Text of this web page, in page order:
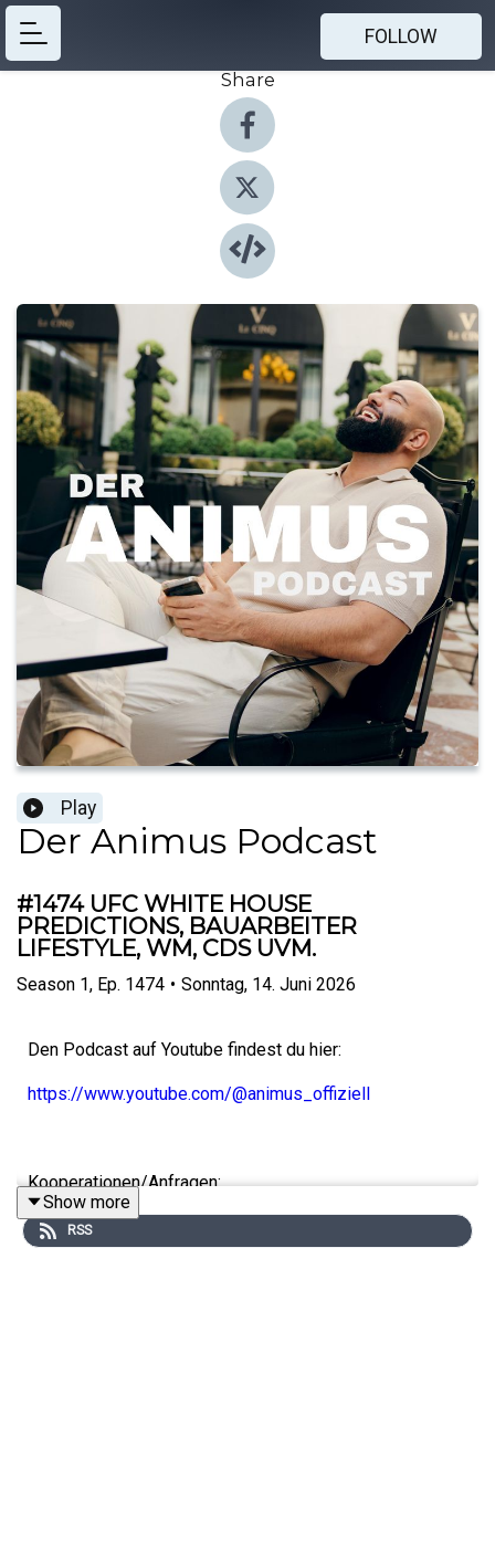
FOLLOW
Share
Play
Der Animus Podcast
#1474 UFC WHITE HOUSE
PREDICTIONS, BAUARBEITER
LIFESTYLE, WM, CDS UVM.
Season 1, Ep. 1474 • Sonntag, 14. Juni 2026
Den Podcast auf Youtube findest du hier:
https://www.youtube.com/@animus_offiziell
Kooperationen/Anfragen:
deranimuspodcast@gmail.com
Show more
RSS